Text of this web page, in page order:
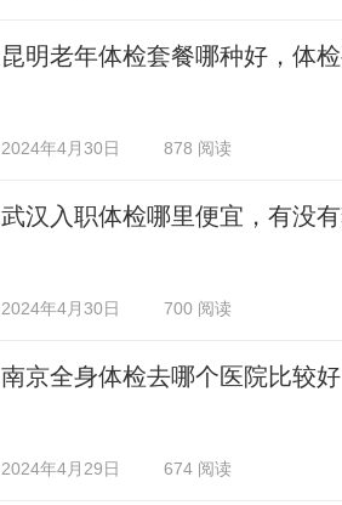
昆明老年体检套餐哪种好，体
2024年4月30日 878 阅读
武汉入职体检哪里便宜，有没
2024年4月30日 700 阅读
南京全身体检去哪个医院比较
2024年4月29日 674 阅读